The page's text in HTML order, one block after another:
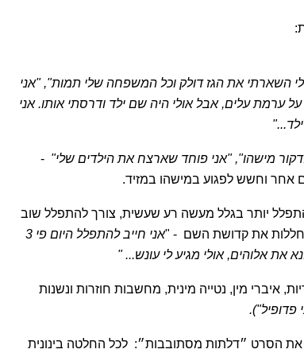
השארתי את הגז דולק וכל המשפחה שלי תמות", "אני
ערמת עלים, אבל אולי היה שם ילד ודרסתי אותו. אני
מישהו", "אני פוחד שארצח את הילדים שלי" -
וחשש לפגוע במישהו במזיד.
יותר בגלל מעשה רע שעשית, צורך להתפלל שוב
את קדושת השם - "
אני חייב להתפלל היום פי 3
את אלוהים, אולי מגיע לי עונש... "
איברי מין, נטייה מינית, מחשבות חוזרות ונשנות
פדופיל").
את הסרט ״דלתות מסתובבות״: לכל החלטה בינונית